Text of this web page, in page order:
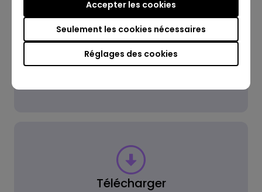
Réglages des cookies
Seulement les cookies nécessaires
Accepter les cookies
Lire la réponse
Télécharger